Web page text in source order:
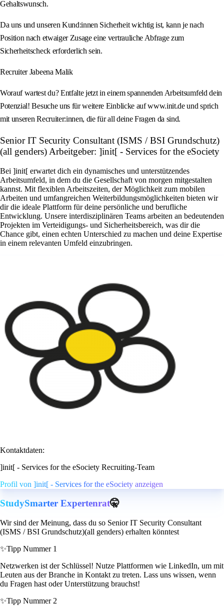
Gehaltswunsch.
Da uns und unseren Kund:innen Sicherheit wichtig ist, kann je nach
Position nach etwaiger Zusage eine vertrauliche Abfrage zum
Sicherheitscheck erforderlich sein.
Recruiter Jabeena Malik
Worauf wartest du? Entfalte jetzt in einem spannenden Arbeitsumfeld dein
Potenzial! Besuche uns für weitere Einblicke auf www.init.de und sprich
mit unseren Recruiter:innen, die für all deine Fragen da sind.
Senior IT Security Consultant (ISMS / BSI Grundschutz)
(all genders) Arbeitgeber: ]init[ - Services for the eSociety
Bei ]init[ erwartet dich ein dynamisches und unterstützendes
Arbeitsumfeld, in dem du die Gesellschaft von morgen mitgestalten
kannst. Mit flexiblen Arbeitszeiten, der Möglichkeit zum mobilen
Arbeiten und umfangreichen Weiterbildungsmöglichkeiten bieten wir
dir die ideale Plattform für deine persönliche und berufliche
Entwicklung. Unsere interdisziplinären Teams arbeiten an bedeutenden
Projekten im Verteidigungs- und Sicherheitsbereich, was dir die
Chance gibt, einen echten Unterschied zu machen und deine Expertise
in einem relevanten Umfeld einzubringen.
Kontaktdaten:
]init[ - Services for the eSociety Recruiting-Team
Profil von ]init[ - Services for the eSociety anzeigen
StudySmarter Expertenrat🤫
Wir sind der Meinung, dass du so Senior IT Security Consultant
(ISMS / BSI Grundschutz)(all genders) erhalten könntest
✨Tipp Nummer 1
Netzwerken ist der Schlüssel! Nutze Plattformen wie LinkedIn, um mit
Leuten aus der Branche in Kontakt zu treten. Lass uns wissen, wenn
du Fragen hast oder Unterstützung brauchst!
✨Tipp Nummer 2